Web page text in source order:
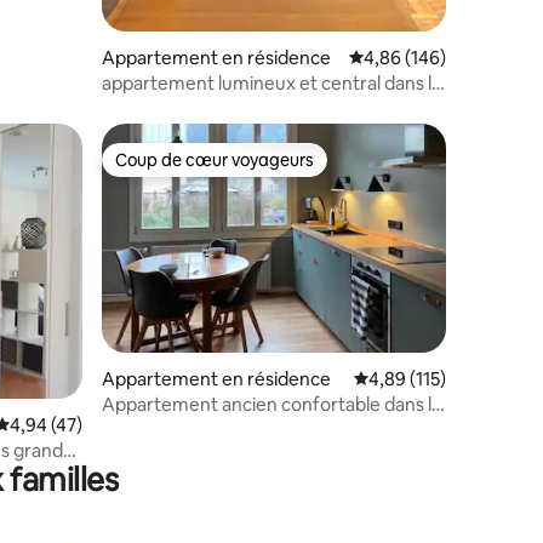
Appartement en résidence Évaluation moyenne
4,86 (146)
appartement lumineux et central dans le
: 4,91 sur 5
moyenne sur la base de 47 commentaires : 4,94 sur 5
4,94 (47)
grand
Coup de cœur voyageurs
Coup de cœur voyageurs
Appartement en résidence Évaluation moyenne
4,89 (115)
Appartement ancien confortable dans la
familles